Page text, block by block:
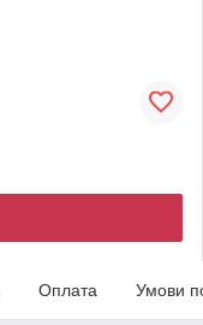
Оплата Умови